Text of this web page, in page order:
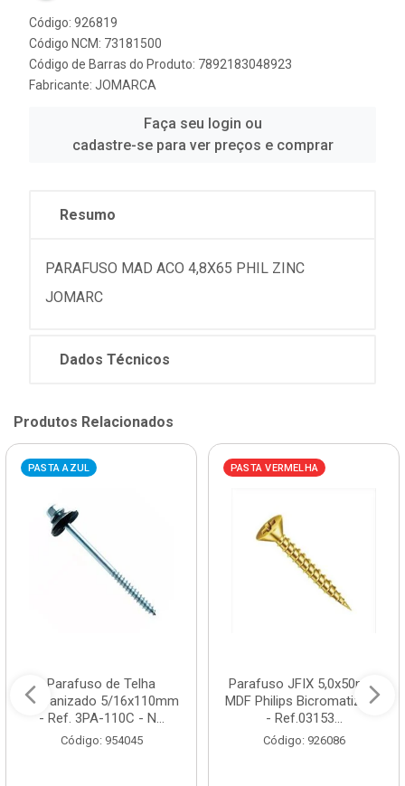
Código: 926819
Código NCM: 73181500
Código de Barras do Produto: 7892183048923
Fabricante: JOMARCA
Faça seu login ou
cadastre-se para ver preços e comprar
Resumo
PARAFUSO MAD ACO 4,8X65 PHIL ZINC
JOMARC
Dados Técnicos
Produtos Relacionados
PASTA AZUL
Parafuso de Telha
Galvanizado 5/16x110mm
- Ref. 3PA-110C - N...
Código: 954045
PASTA VERMELHA
Parafuso JFIX 5,0x50mm
MDF Philips Bicromatizado
- Ref.03153...
Código: 926086